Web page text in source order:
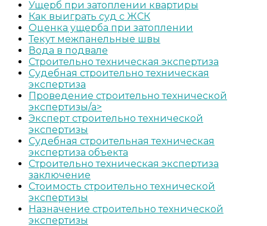
Ущерб при затоплении квартиры
Как выиграть суд с ЖСК
Оценка ущерба при затоплении
Текут межпанельные швы
Вода в подвале
Строительно техническая экспертиза
Судебная строительно техническая
экспертиза
Проведение строительно технической
экспертизы/a>
Эксперт строительно технической
экспертизы
Судебная строительная техническая
экспертиза объекта
Строительно техническая экспертиза
заключение
Стоимость строительно технической
экспертизы
Назначение строительно технической
экспертизы